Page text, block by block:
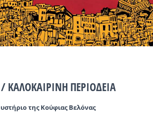
LIVE
ΚΑΛΟΚΑΙΡΙΝΗ ΠΕΡΙΟΔΕΙΑ
της Κούφιας Βελόνας